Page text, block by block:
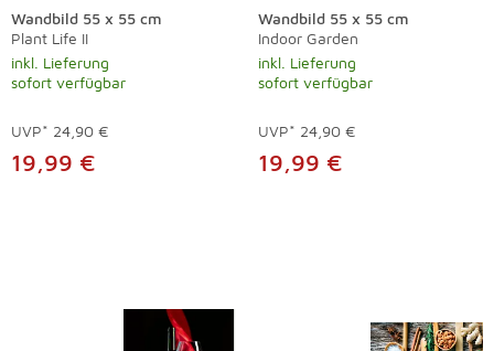
Wandbild 55 x 55 cm
Plant Life II
inkl. Lieferung
sofort verfügbar
UVP* 24,90 €
19,99 €
Wandbild 55 x 55 cm
Indoor Garden
inkl. Lieferung
sofort verfügbar
UVP* 24,90 €
19,99 €